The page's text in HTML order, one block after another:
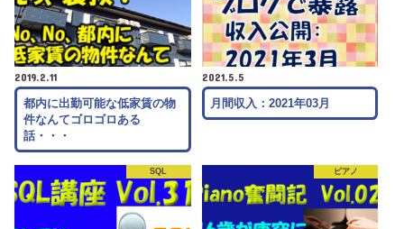
2019.2.11
都内に出勤可能な低家賃の物
件なんてゴロゴロある
話・・・
2021.5.5
月間収入：2021年03月
SQL ピアノ